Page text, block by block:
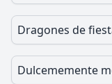
Dragones de
Dulcememente